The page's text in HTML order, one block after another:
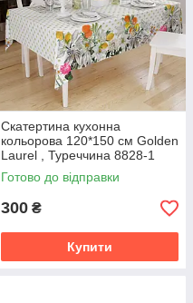
Скатертина кухонна
кольорова 120*150 cм Golden
Laurel , Туреччина 8828-1
Готово до відправки
300 ₴
Купити